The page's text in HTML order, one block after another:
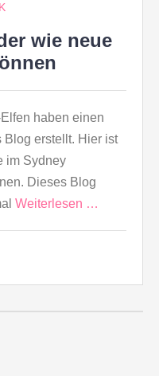
wie neue
haben einen
Blog erstellt. Hier ist
im Sydney
Dieses Blog
Weiterlesen …